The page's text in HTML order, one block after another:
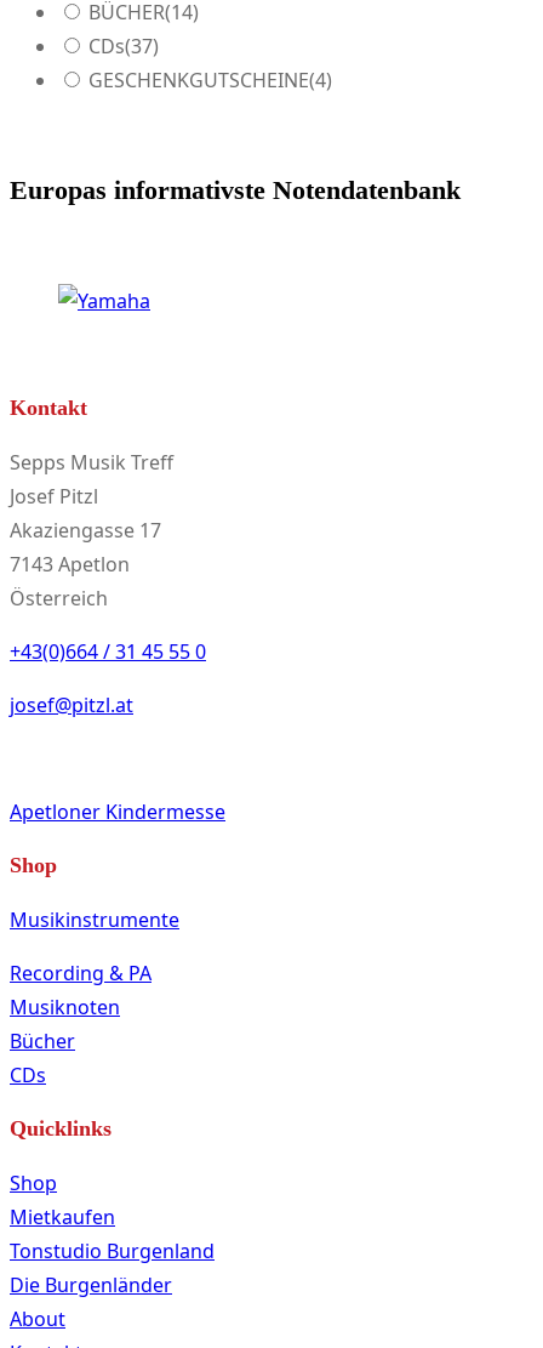
BÜCHER(14)
CDs(37)
GESCHENKGUTSCHEINE(4)
Europas informativste Notendatenbank
Kontakt
Sepps Musik Treff
Josef Pitzl
Akaziengasse 17
7143 Apetlon
Österreich
+43(0)664 / 31 45 55 0
josef@pitzl.at
Apetloner Kindermesse
Shop
Musikinstrumente
Recording & PA
Musiknoten
Bücher
CDs
Quicklinks
Shop
Mietkaufen
Tonstudio Burgenland
Die Burgenländer
About